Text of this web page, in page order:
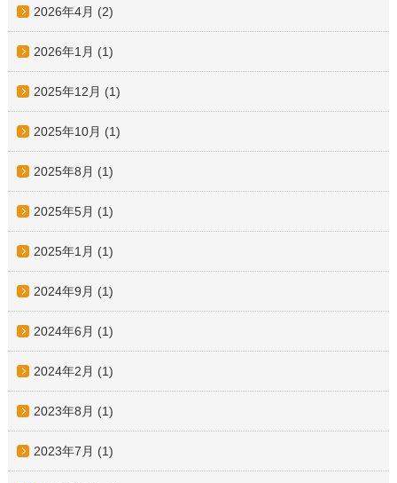
2026年4月 (2)
2026年1月 (1)
2025年12月 (1)
2025年10月 (1)
2025年8月 (1)
2025年5月 (1)
2025年1月 (1)
2024年9月 (1)
2024年6月 (1)
2024年2月 (1)
2023年8月 (1)
2023年7月 (1)